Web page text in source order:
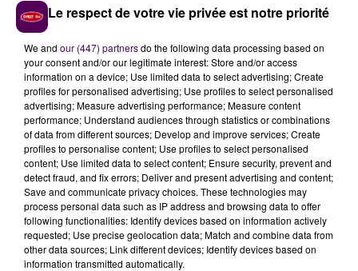
secouristes d'une équipe "GRIMP", l'intéressé a été
évacué
l'hôpital de Rouen.
PRÈS D'UNE DIZAINE DE SECOURISTES
Les faits, survenus dans des circonstances qui restent
à déterminer, auront nécessitéle déploiement de
quatre engins et de neuf sapeurs-pompiers"dont
l'équipe spécialisée dans les recherches en milieux
périlleux" précise-t-on.
Le respect de votre vie privée est notre priorité
We and our (447) partnersdo the following data processing based on
your consent and/or our legitimate interest: Store and/or access
information on a device; Use limited data to select advertising; Create
profiles for personalised advertising; Use profiles to select personalised
advertising; Measure advertising performance; Measure content
performance; Understand audiences through statistics or combinations
of data from different sources; Develop and improve services; Create
profiles to personalise content; Use profiles to select personalised
content; Use limited data to select content; Ensure security, prevent and
detect fraud, and fix errors; Deliver and present advertising and content;
Save and communicate privacy choices. These technologies may
process personal data such as IP address and browsing data to offer
following functionalities: Identify devices based on information actively
requested; Use precise geolocation data; Match and combine data from
other data sources; Link different devices; Identify devices based on
information transmitted automatically.